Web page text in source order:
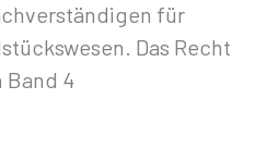
für
Das Recht
Band 4